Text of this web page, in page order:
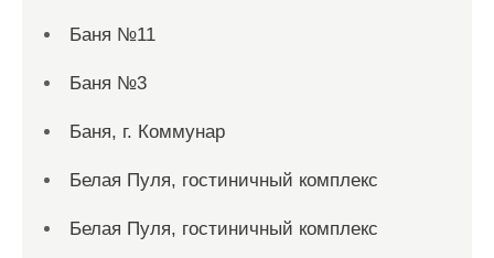
Баня №11
Баня №3
Баня, г. Коммунар
Белая Пуля, гостиничный комплекс
Белая Пуля, гостиничный комплекс